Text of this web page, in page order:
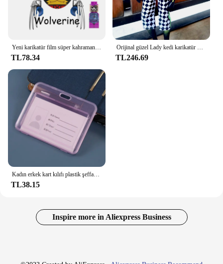
Yeni karikatür film süper kahramanlar Galaxy yıldız efendisi Gamora Guardians Thanos Action Figure tuğla oyuncaklar çocuk karakter Xmas hediye
TL78.34
Orijinal güzel Lady kedi karikatür mavi saç kız erkek bebek aksesuarları ortak ile sbody kafa oyuncaklar aksesuarları çocuk oyuncakları
TL246.69
Kadın erkek kart kılıfı plastik şeffaf iş kredi kartları banka kimlik kartı kol tutucu koruyun öğrenci için
TL38.15
Inspire more in Aliexpress Business